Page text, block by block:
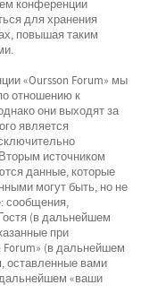
конференции
для хранения
повышая таким
«Oursson Forum» мы
отношению к
они выходят за
является
источником
данные, которые
могут быть, но не
сообщения,
(в дальнейшем
при
Forum» (в дальнейшем
оставленные вами
дальнейшем «ваши